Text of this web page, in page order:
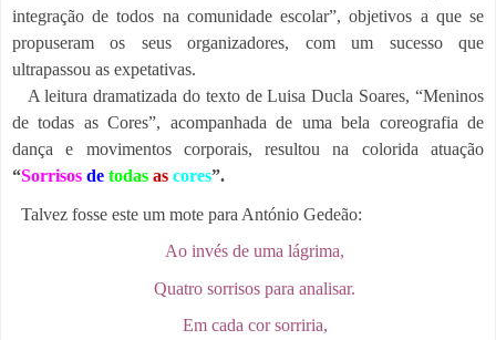
integração de todos na comunidade escolar”, objetivos a que se
propuseram os seus organizadores, com um sucesso que
ultrapassou as expetativas.
A leitura dramatizada do texto de Luisa Ducla Soares, “Meninos
de todas as Cores”, acompanhada de uma bela coreografia de
dança e movimentos corporais, resultou na colorida atuação
“Sorrisos de todas as cores”.
Talvez fosse este um mote para António Gedeão:
Ao invés de uma lágrima,
Quatro sorrisos para analisar.
Em cada cor sorriria,